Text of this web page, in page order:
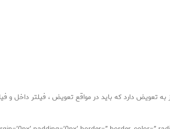
تعویض دارد که باید در مواقع تعویض ، فیلتر داخل